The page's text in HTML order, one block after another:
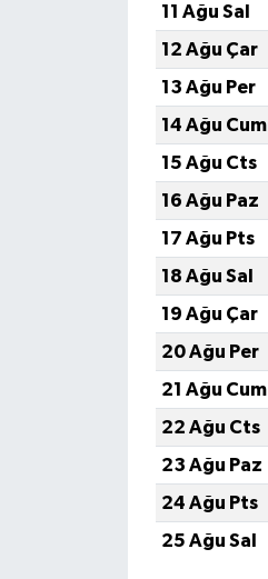
11 Ağu Sal
12 Ağu Çar
13 Ağu Per
14 Ağu Cum
15 Ağu Cts
16 Ağu Paz
17 Ağu Pts
18 Ağu Sal
19 Ağu Çar
20 Ağu Per
21 Ağu Cum
22 Ağu Cts
23 Ağu Paz
24 Ağu Pts
25 Ağu Sal